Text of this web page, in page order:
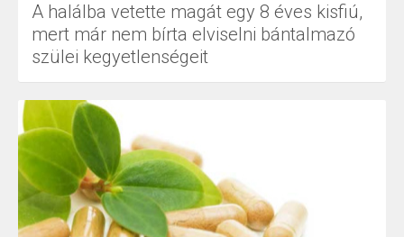
A halálba vetette magát egy 8 éves kisfiú,
mert már nem bírta elviselni bántalmazó
szülei kegyetlenségeit